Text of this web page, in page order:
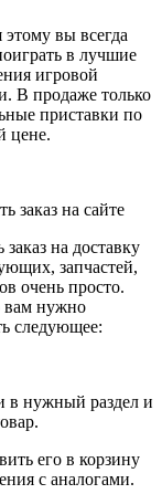
этому вы всегда
в лучшие
игровой
В продаже только
приставки по
цене.
заказ на сайте
на доставку
запчастей,
очень просто.
вам нужно
следующее:
нужный раздел и
его в корзину
с аналогами.